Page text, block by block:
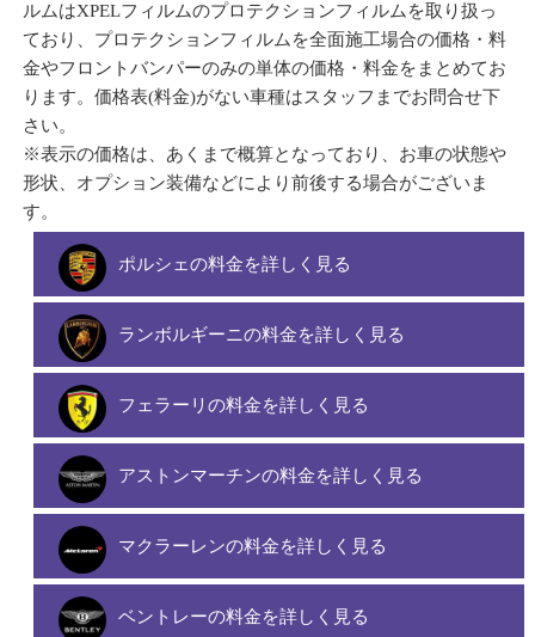
ルムはXPELフィルムのプロテクションフィルムを取り扱っ
ており、プロテクションフィルムを全面施工場合の価格・料
金やフロントバンパーのみの単体の価格・料金をまとめてお
ります。価格表(料金)がない車種はスタッフまでお問合せ下
さい。
※表示の価格は、あくまで概算となっており、お車の状態や
形状、オプション装備などにより前後する場合がございま
す。
ポルシェの料金を詳しく見る
ランボルギーニの料金を詳しく見る
フェラーリの料金を詳しく見る
アストンマーチンの料金を詳しく見る
マクラーレンの料金を詳しく見る
ベントレーの料金を詳しく見る